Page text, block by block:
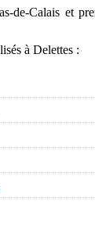
de-Calais et
à Delettes :